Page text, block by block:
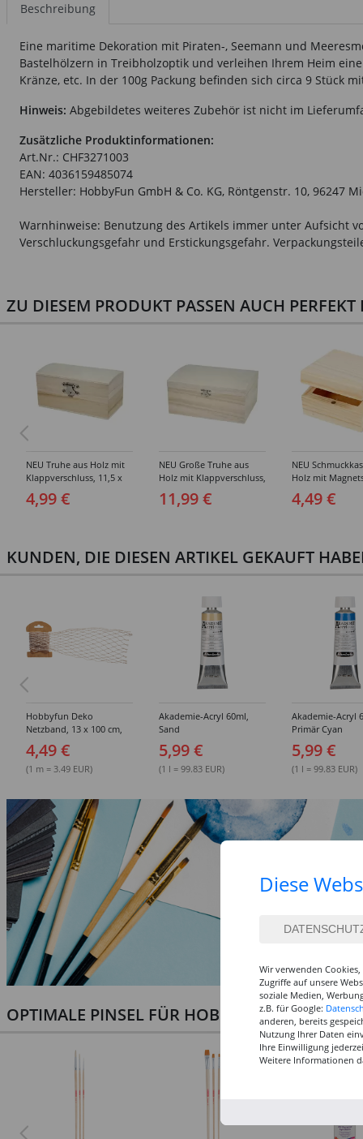
Beschreibung
Eine maritime Dekoration mit Piraten-, Seemann und
Bastelhölzern in Treibholzoptik und verleihen Ihrem Heim
Kränze, etc. In der 100g Packung befinden sich circa 9 Stück
Hinweis: Abgebildetes weiteres Zubehör ist nicht im
Zusätzliche Produktinformationen:
Art.Nr.: CHF3271003
EAN: 4036159485074
Hersteller: HobbyFun GmbH & Co. KG, Röntgenstr. 10, 96247
Warnhinweise: Benutzung des Artikels immer unter Aufsicht
Verschluckungsgefahr und Erstickungsgefahr.
ZU DIESEM PRODUKT PASSEN AUCH PERFEKT
NEU Truhe aus Holz mit
Klappverschluss, 11,5 x
5,8 x 5,8 cm, 1 Stück
4,99 €
NEU Große Truhe aus
Holz mit Klappverschluss,
21,5 x 15,8 x 10,5 cm, 1
Stück
11,99 €
NEU
Holz mit
6 x 6 x 3,5 cm, 1
4,49 €
KUNDEN, DIE DIESEN ARTIKEL GEKAUFT
Hobbyfun Deko
Netzband, 13 x 100 cm,
natur
4,49 €
(1 m = 3.49 EUR)
Akademie-Acryl 60ml,
Sand
5,99 €
(1 l = 99.83 EUR)
Akademie-Acryl
Primär Cyan
5,99 €
(1 l = 99.83 EUR)
OPTIMALE PINSEL FÜR HOBBY & KUNST
Diese
Wir verwenden
Zugriffe auf unsere
soziale Medien,
z.B. für Google:
anderen, bereits
Nutzung Ihrer Daten
Ihre Einwilligung
Weitere Informationen